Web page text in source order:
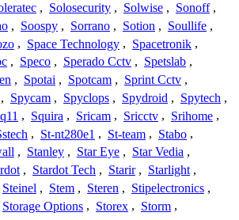
, Solosecurity , Solwise , Sonoff ,
, Soospy , Sorrano , Sotion , Soullife ,
, Space Technology , Spacetronik ,
, Speco , Sperado Cctv , Spetslab ,
, Spotai , Spotcam , Sprint Cctv ,
, Spycam , Spyclops , Spydroid , Spytech ,
, Squira , Sricam , Sricctv , Srihome ,
, St-nt280e1 , St-team , Stabo ,
, Stanley , Star Eye , Star Vedia ,
, Stardot Tech , Starir , Starlight ,
Steinel , Stem , Steren , Stipelectronics ,
Storage Options , Storex , Storm ,